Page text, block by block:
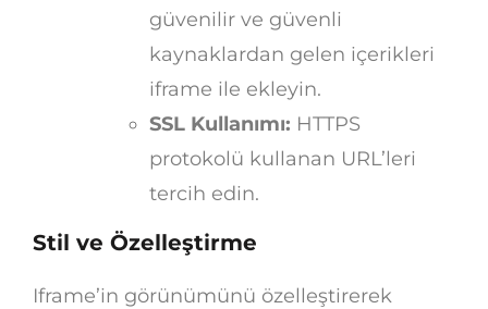
güvenilir ve güvenli
kaynaklardan gelen içerikleri
iframe ile ekleyin.
SSL Kullanımı: HTTPS
protokolü kullanan URL’leri
tercih edin.
Stil ve Özelleştirme
Iframe’in görünümünü özelleştirerek